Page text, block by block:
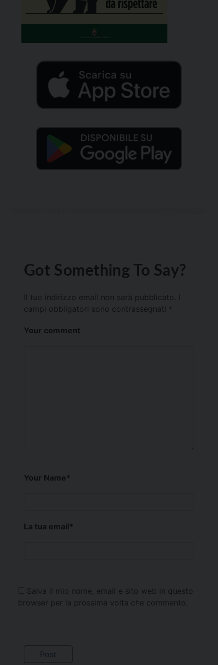
Got Something To Say?
Il tuo indirizzo email non sarà pubblicato.
campi obbligatori sono contrassegnati *
Your comment
Your Name*
La tua email*
Salva il mio nome, email e sito web in questo
browser per la prossima volta che commento.